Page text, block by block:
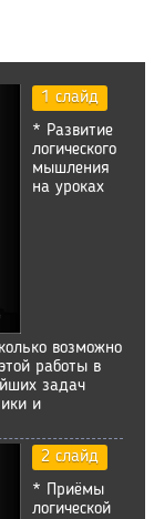
1 слайд
* Развитие
логического
мышления
на уроках
возможно
работы в
задач
и
2 слайд
* Приёмы
логической